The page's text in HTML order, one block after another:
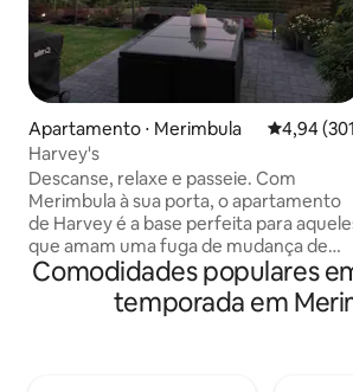
Apartamento ⋅ Merimbula 4,94 de
4,94
Harvey's
Descanse, relaxe e passeie. Com
Merimbula à sua porta, o apartamento
de Harvey é a base perfeita para
que amam uma fuga de mudança de
mar. Este espaço privado e
contemporâneo tem tudo o que você
precisa para uma estadia confortável e
Comodidades populares
temporada em